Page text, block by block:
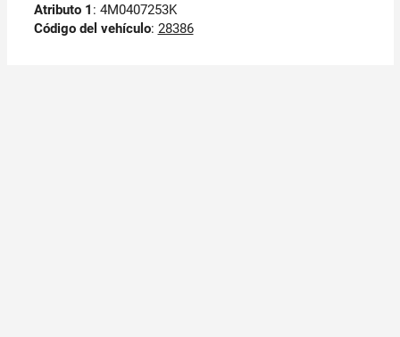
Atributo 1 : 4M0407253K
Código del vehículo: 28386